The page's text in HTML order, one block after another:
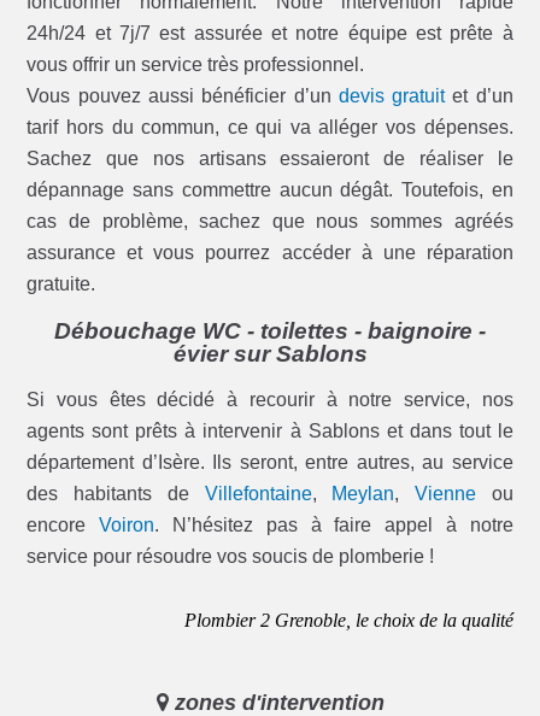
24h/24 et 7j/7 est assurée et notre équipe est prête à
vous offrir un service très professionnel.
Vous pouvez aussi bénéficier d’un devis gratuitet d’un
tarif hors du commun, ce qui va alléger vos dépenses.
Sachez que nos artisans essaieront de réaliser le
dépannage sans commettre aucun dégât. Toutefois, en
cas de problème, sachez que nous sommes agréés
assurance et vous pourrez accéder à une réparation
gratuite.
Débouchage WC - toilettes - baignoire -
évier sur Sablons
Si vous êtes décidé à recourir à notre service, nos
agents sont prêts à intervenir à Sablons et dans tout le
département d’Isère. Ils seront, entre autres, au service
des habitants de Villefontaine, Meylan, Vienneou
encoreVoiron. N’hésitez pas à faire appel à notre
service pour résoudre vos soucis de plomberie !
Plombier 2 Grenoble, le choix de la qualité
zones d'intervention